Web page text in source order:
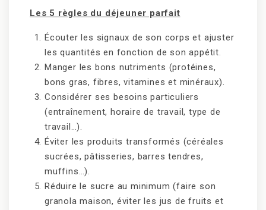
Les 5 règles du déjeuner parfait
Écouter les signaux de son corps et ajuster
les quantités en fonction de son appétit.
Manger les bons nutriments (protéines,
bons gras, fibres, vitamines et minéraux).
Considérer ses besoins particuliers
(entraînement, horaire de travail, type de
travail…).
Éviter les produits transformés (céréales
sucrées, pâtisseries, barres tendres,
muffins…).
Réduire le sucre au minimum (faire son
granola maison, éviter les jus de fruits et